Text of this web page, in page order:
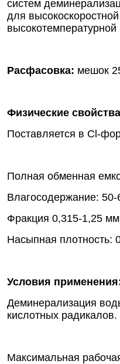
систем
для
высокотемпературной
Расфасовка: мешок
Физические
Поставляется в Cl-
Полная обменная
Влагосодержание: 50-
Фракция 0,315-1,25
Насыпная плотность:
Условия
Деминерализация
кислотных радикалов.
Максимальная